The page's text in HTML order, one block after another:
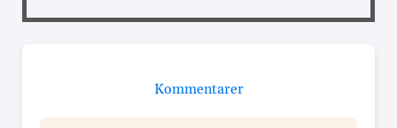
Kommentarer